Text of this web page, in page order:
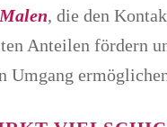
, die den
Anteilen fördern
Umgang